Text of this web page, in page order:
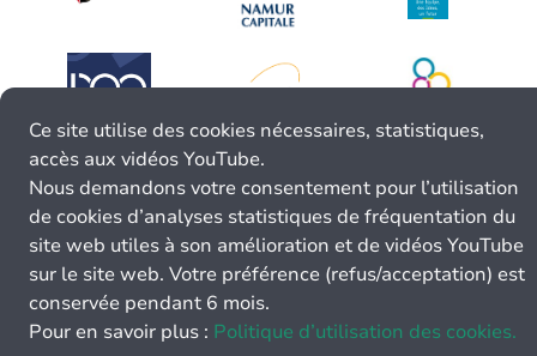
Ce site utilise des cookies nécessaires, statistiques,
accès aux vidéos YouTube.
Nous demandons votre consentement pour l’utilisation
de cookies d’analyses statistiques de fréquentation du
site web utiles à son amélioration et de vidéos YouTube
sur le site web. Votre préférence (refus/acceptation) est
conservée pendant 6 mois.
Pour en savoir plus : Politique d’utilisation des cookies.